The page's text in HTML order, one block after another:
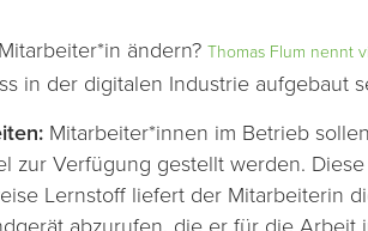
ändern? Thomas Flum nennt
in der digitalen Industrie aufgebaut
Mitarbeiter*innen im Betrieb
zur Verfügung gestellt werden.
Lernstoff liefert der Mitarbeiterin